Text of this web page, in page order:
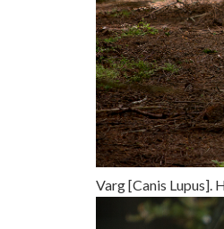
Varg [Canis Lupus].